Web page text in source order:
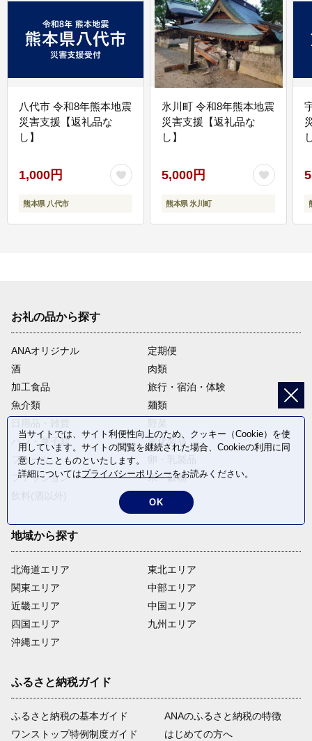
八代市 令和8年熊本地震
災害支援【返礼品な
し】
1,000円
熊本県 八代市
氷川町 令和8年熊本地震
災害支援【返礼品な
し】
5,000円
熊本県 氷川町
お礼の品から探す
ANAオリジナル
定期便
酒
肉類
加工食品
旅行・宿泊・体験
魚介類
麺類
パン・菓子類
電化製品
フルーツ
ファッション
米・穀物
返礼品なし
地域から探す
北海道エリア
関東エリア
近畿エリア
四国エリア
沖縄エリア
東北エリア
中部エリア
中国エリア
九州エリア
ふるさと納税ガイド
ふるさと納税の基本ガイド
ワンストップ特例制度ガイド
ANAのふるさと納税の特徴
はじめての方へ
当サイトでは、サイト利便性向上のため、クッキー（Cookie）を使
用しています。サイトの閲覧を継続された場合、Cookieの利用に同
意したことものといたします。
詳細についてはプライバシーポリシーをお読みください。
OK